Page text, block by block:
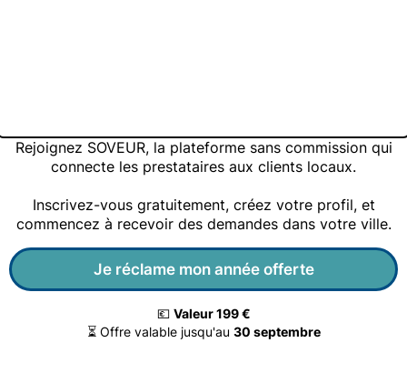
Rejoignez SOVEUR, la plateforme sans commission qui
connecte les prestataires aux clients locaux.
Inscrivez-vous gratuitement, créez votre profil, et
commencez à recevoir des demandes dans votre ville.
Je réclame mon année offerte
💶 Valeur 199 €
⏳ Offre valable jusqu'au 30 septembre